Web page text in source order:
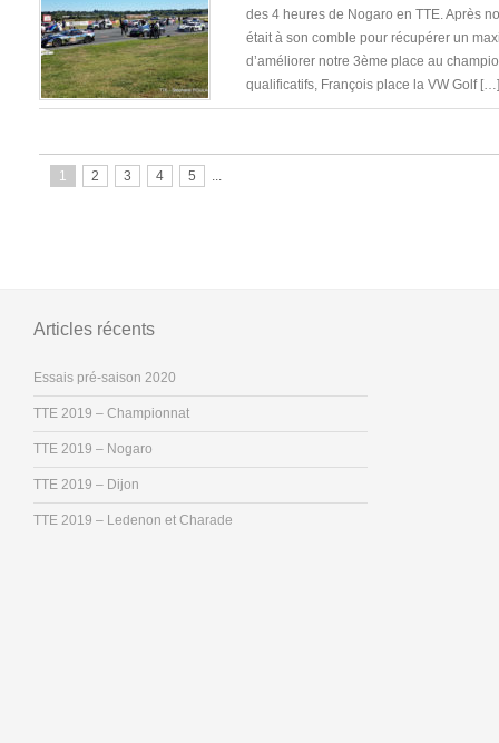
des 4 heures de Nogaro en TTE. Après
était à son comble pour récupérer un
d’améliorer notre 3ème place au
qualificatifs, François place la VW Golf […]
1 2 3 4 5 ...
Articles récents
Essais pré-saison 2020
TTE 2019 – Championnat
TTE 2019 – Nogaro
TTE 2019 – Dijon
TTE 2019 – Ledenon et Charade